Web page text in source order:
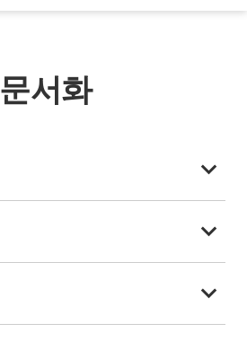
문서화